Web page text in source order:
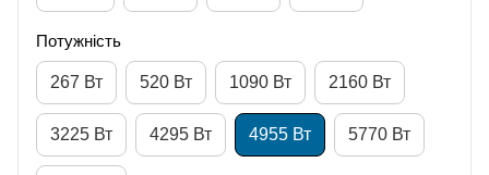
Потужність
267 Вт 520 Вт 1090 Вт 2160 Вт
3225 Вт 4295 Вт 4955 Вт 5770 Вт